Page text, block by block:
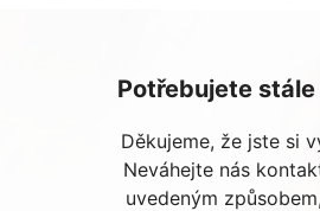
Potřebujete
Děkujeme, že jste si
Neváhejte nás
uvedeným